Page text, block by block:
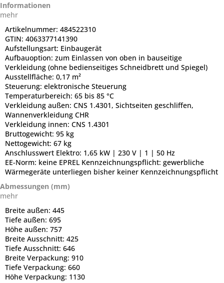
Informationen
mehr
Artikelnummer: 484522310
GTIN: 4063377141390
Aufstellungsart: Einbaugerät
Aufbauoption: zum Einlassen von oben in bauseitige
Verkleidung (ohne bedienseitiges Schneidbrett und Spiegel)
Ausstellfläche: 0,17 m²
Steuerung: elektronische Steuerung
Temperaturbereich: 65 bis 85 °C
Verkleidung außen: CNS 1.4301, Sichtseiten geschliffen,
Wannenverkleidung CHR
Verkleidung innen: CNS 1.4301
Bruttogewicht: 95 kg
Nettogewicht: 67 kg
Anschlusswert Elektro: 1,65 kW | 230 V | 1 | 50 Hz
EE-Norm: keine EPREL Kennzeichnungspflicht: gewerbliche
Wärmegeräte unterliegen bisher keiner Kennzeichnungspflicht
Abmessungen (mm)
mehr
Breite außen: 445
Tiefe außen: 695
Höhe außen: 757
Breite Ausschnitt: 425
Tiefe Ausschnitt: 646
Breite Verpackung: 910
Tiefe Verpackung: 660
Höhe Verpackung: 1130